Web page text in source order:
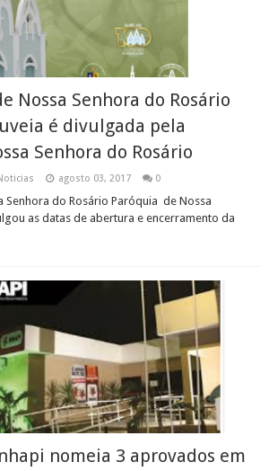
Nossa Senhora do Rosário
é divulgada pela
Senhora do Rosário
agosto 03, 2017 0
Senhora do Rosário Paróquia de Nossa
as datas de abertura e encerramento da
nomeia 3 aprovados em